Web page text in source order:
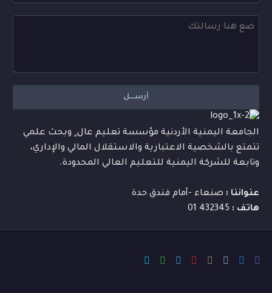
الجامعة اليمنية الأردنية مؤسسة تعليم عال ٍ وبحث علمي
تتمتع بالشخصية الاعتبارية والاستقلال المالي والإداري،
وتابعة للشركة اليمنية للتعليم العالي المحدودة.
عنواننا : صنعاء -أمام فندق حدة
هاتف :